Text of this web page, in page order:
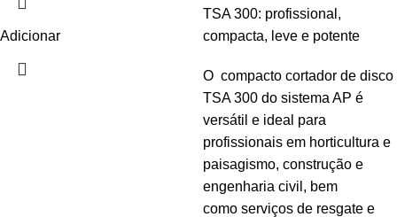
Adicionar
TSA 300: profissional,
compacta, leve e potente
O compacto cortador de disco
TSA 300 do sistema AP é
versátil e ideal para
profissionais em horticultura e
paisagismo, construção e
engenharia civil, bem
como serviços de resgate e